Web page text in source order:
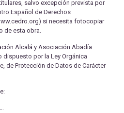
salvo excepción prevista por
Español de Derechos
si necesita fotocopiar
de esta obra.
Alcalá y Asociación Abadía
dispuesto por la Ley Orgánica
de Protección de Datos de Carácter